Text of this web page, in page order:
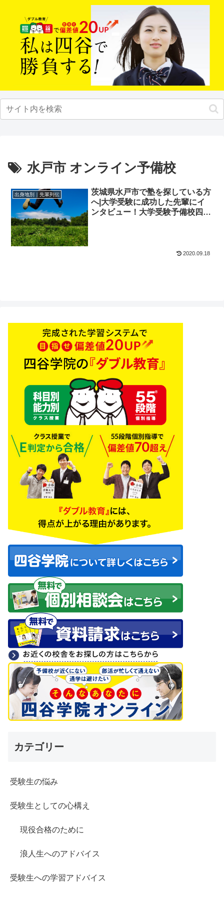
水戸市 オンライン予備校
出身地別｜先輩列伝
茨城県水戸市で塾を探している方
へ|大学受験に成功した先輩にイ
ンタビュー！大学受験予備校四谷
2020.09.18
カテゴリー
受験生の悩み
受験生としての心構え
現役合格のために
浪人生へのアドバイス
受験生への学習アドバイス